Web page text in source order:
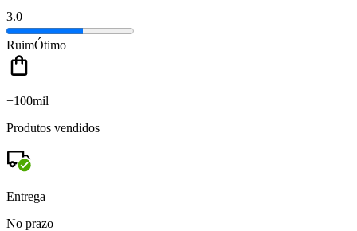
3.0
RuimÓtimo
+100mil
Produtos vendidos
Entrega
No prazo